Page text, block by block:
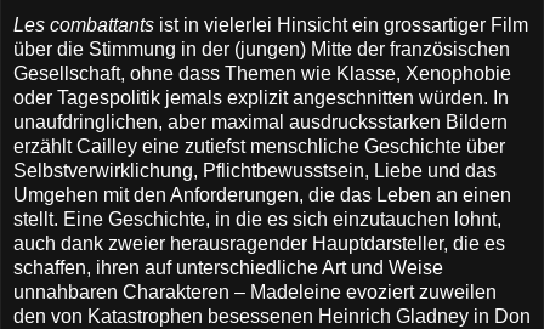
Les combattants ist in vielerlei Hinsicht ein grossartiger Film
über die Stimmung in der (jungen) Mitte der französischen
Gesellschaft, ohne dass Themen wie Klasse, Xenophobie
oder Tagespolitik jemals explizit angeschnitten würden. In
unaufdringlichen, aber maximal ausdrucksstarken Bildern
erzählt Cailley eine zutiefst menschliche Geschichte über
Selbstverwirklichung, Pflichtbewusstsein, Liebe und das
Umgehen mit den Anforderungen, die das Leben an einen
stellt. Eine Geschichte, in die es sich einzutauchen lohnt,
auch dank zweier herausragender Hauptdarsteller, die es
schaffen, ihren auf unterschiedliche Art und Weise
unnahbaren Charakteren – Madeleine evoziert zuweilen
den von Katastrophen besessenen Heinrich Gladney in Don